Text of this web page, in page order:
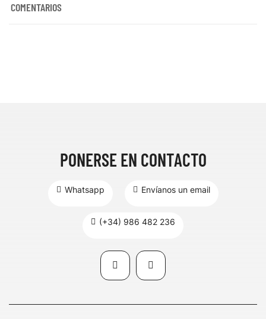
COMENTARIOS
PONERSE EN CONTACTO
Whatsapp Envíanos un email
(+34) 986 482 236